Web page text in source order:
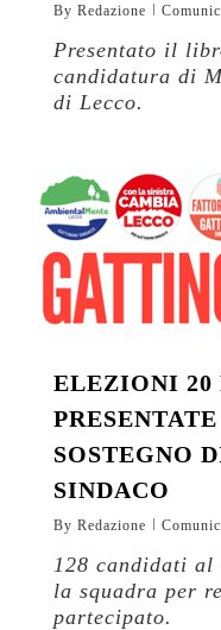
By Redazione
Presentato il
candidatura di
di Lecco.
ELEZIONI 20
SOSTEGNO
SINDACO
By Redazione
128 candidati al
la squadra per
partecipato.